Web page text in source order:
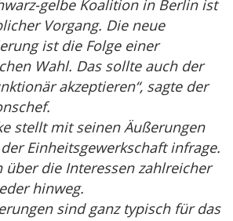
gelbe Koalition in Berlin ist
Vorgang. Die neue
ist die Folge einer
Wahl. Das sollte auch der
akzeptieren“, sagte der
stellt mit seinen Äußerungen
Einheitsgewerkschaft infrage.
über die Interessen zahlreicher
hinweg.
sind ganz typisch für das